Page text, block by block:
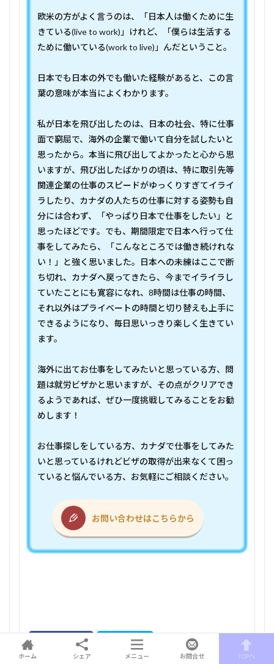
欧米の方がよく言うのは、「日本人は働くために生
きている(live to work)」けれど、「僕らは生活する
ために働いている(work to live)」んだということ。
日本でも日本の外でも働いた経験があると、この言
葉の意味が本当によくわかります。
私が日本を飛び出したのは、日本の社会、特に仕事
面で窮屈で、海外の企業で働いて自分を試したいと
思ったから。本当に飛び出してよかったと心から思
いますが、飛び出したばかりの頃は、特に取引先等
関連企業の仕事のスピードがゆっくりすぎてイライ
ラしたり、カナダの人たちの仕事に対する姿勢も自
分には合わず、「やっぱり日本で仕事をしたい」と
思ったほどです。でも、期間限定で日本へ行って仕
事をしてみたら、「こんなところでは働き続けれな
い！」と強く思いました。日本への未練はここで断
ち切れ、カナダへ戻ってきたら、今までイライラし
ていたことにも寛容になれ、8時間は仕事の時間、
それ以外はプライベートの時間と切り替えも上手に
できるようになり、毎日思いっきり楽しく生きてい
ます。
海外に出てお仕事をしてみたいと思っている方、問
題は就労ビザかと思いますが、その点がクリアでき
るようであれば、ぜひ一度挑戦してみることをお勧
めします！
お仕事探しをしている方、カナダで仕事をしてみた
いと思っているけれどビザの取得が出来なくて困っ
ていると悩んでいる方、お気軽にご相談ください。
お問い合わせはこちらから
ホーム シェア メニュー お問合せ TOPへ